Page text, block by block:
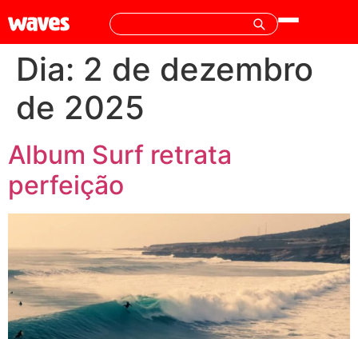
Dia: 2 de dezembro
de 2025
Album Surf retrata
perfeição